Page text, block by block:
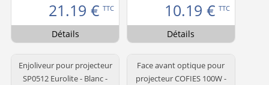
21.19 € TTC
Détails
10.19 € TTC
Détails
Enjoliveur pour projecteur
SP0512 Eurolite - Blanc -
Face avant optique pour
projecteur COFIES 100W -